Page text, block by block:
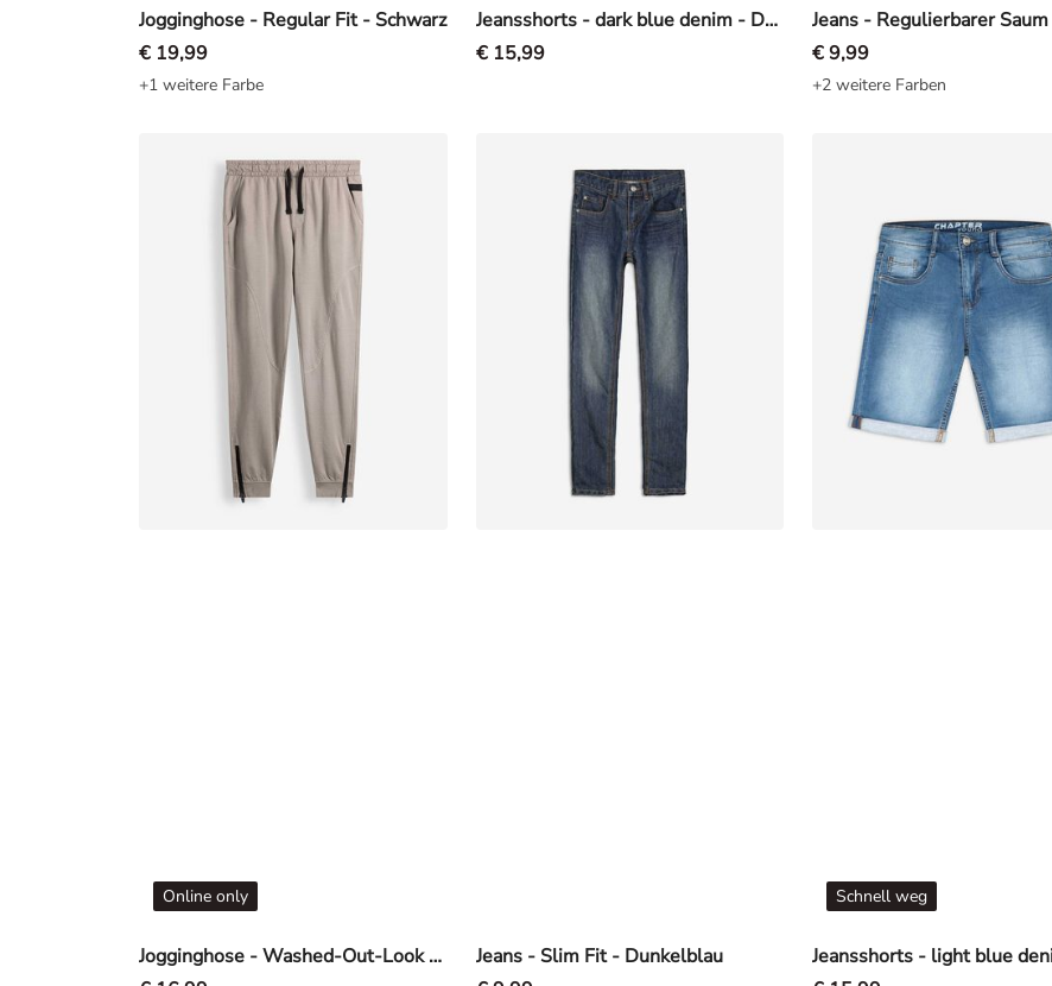
Jogginghose - Regular Fit - Schwarz
€ 19,99
+1 weitere Farbe
Jeansshorts - dark blue denim - Dunkelblau
€ 15,99
€ 9,99
+2 weitere Farben
Jogginghose - Washed-Out-Look - Grau
Online only
Jeans - Slim Fit - Dunkelblau
Schnell weg